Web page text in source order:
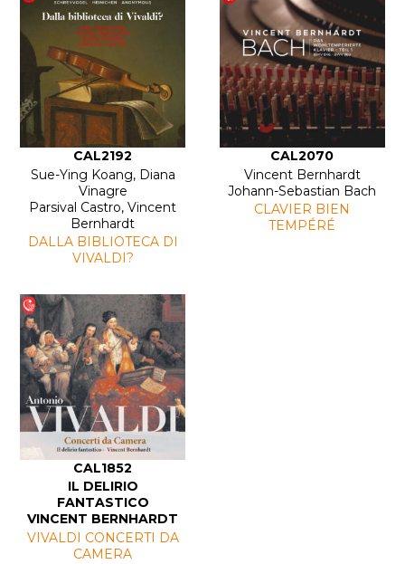
CAL2192
Sue-Ying Koang, Diana
Vinagre
Parsival Castro, Vincent
Bernhardt
DALLA BIBLIOTECA DI
VIVALDI?
CAL2070
Vincent Bernhardt
Johann-Sebastian Bach
CLAVIER BIEN
TEMPÉRÉ
CAL1852
IL DELIRIO
FANTASTICO
VINCENT BERNHARDT
VIVALDI CONCERTI DA
CAMERA